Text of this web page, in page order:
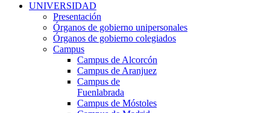
UNIVERSIDAD
Presentación
Órganos de gobierno unipersonales
Órganos de gobierno colegiados
Campus
Campus de Alcorcón
Campus de Aranjuez
Campus de
Fuenlabrada
Campus de Móstoles